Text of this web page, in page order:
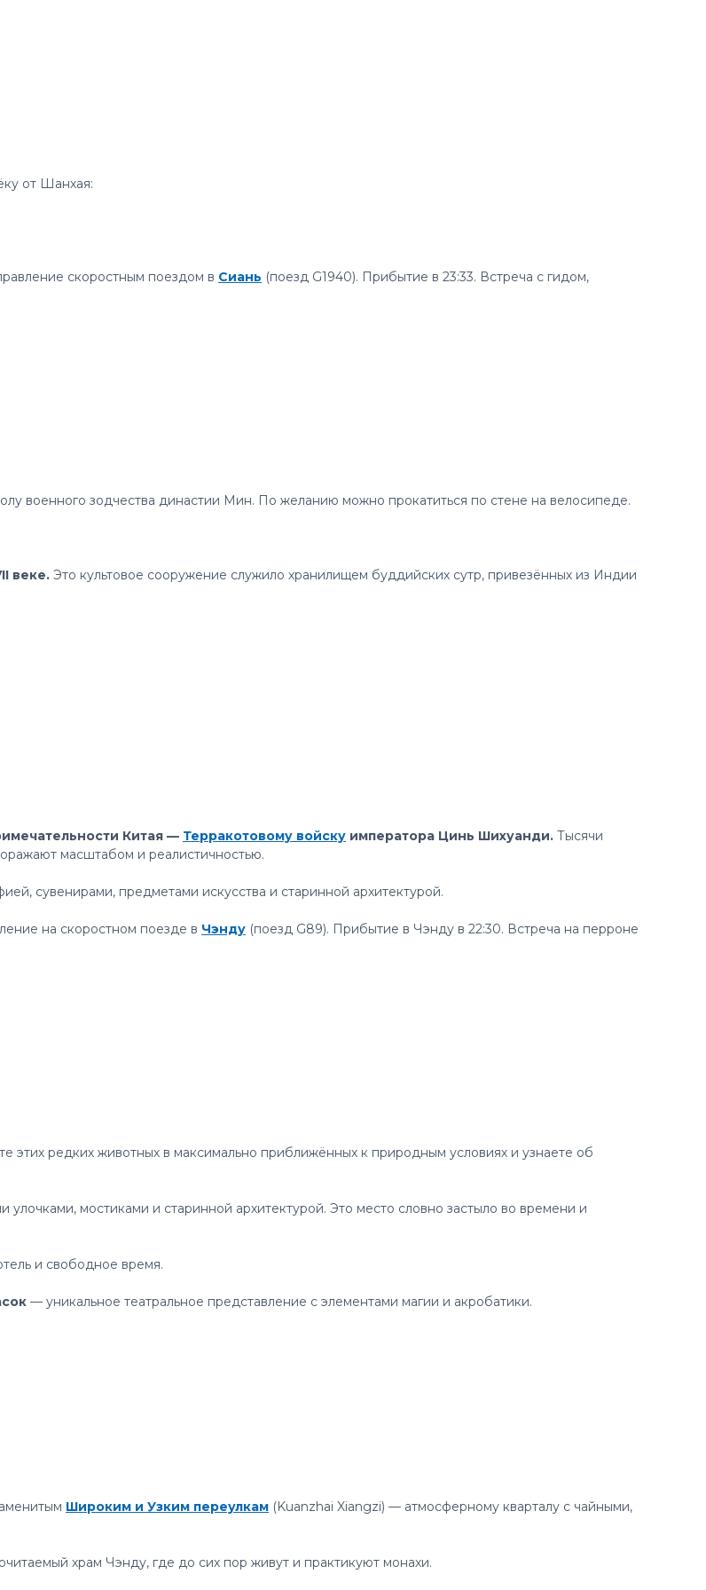
от Шанхая:
скоростным поездом в Сиань (поезд G1940). Прибытие в 23:33. Встреча с гидом,
военного зодчества династии Мин. По желанию можно прокатиться по стене на велосипеде.
веке. Это культовое сооружение служило хранилищем буддийских сутр, привезённых из Индии
Китая — Терракотовому войску императора Цинь Шихуанди. Тысячи
масштабом и реалистичностью.
сувенирами, предметами искусства и старинной архитектурой.
на скоростном поезде в Чэнду (поезд G89). Прибытие в Чэнду в 22:30. Встреча на перроне
этих редких животных в максимально приближённых к природным условиях и узнаете об
улочками, мостиками и старинной архитектурой. Это место словно застыло во времени и
и свободное время.
— уникальное театральное представление с элементами магии и акробатики.
Широким и Узким переулкам (Kuanzhai Xiangzi) — атмосферному кварталу с чайными,
храм Чэнду, где до сих пор живут и практикуют монахи.